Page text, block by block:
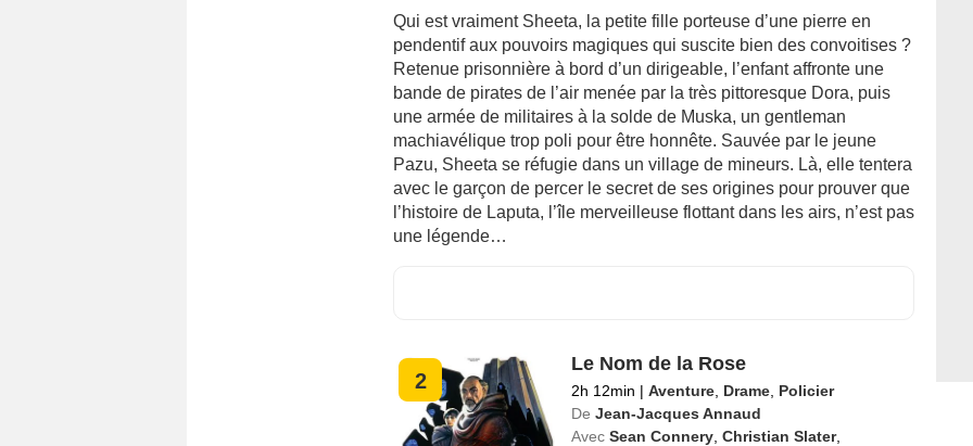
Qui est vraiment Sheeta, la petite fille porteuse d’une pierre en
pendentif aux pouvoirs magiques qui suscite bien des convoitises ?
Retenue prisonnière à bord d’un dirigeable, l’enfant affronte une
bande de pirates de l’air menée par la très pittoresque Dora, puis
une armée de militaires à la solde de Muska, un gentleman
machiavélique trop poli pour être honnête. Sauvée par le jeune
Pazu, Sheeta se réfugie dans un village de mineurs. Là, elle tentera
avec le garçon de percer le secret de ses origines pour prouver que
l’histoire de Laputa, l’île merveilleuse flottant dans les airs, n’est pas
une légende…
2
Le Nom de la Rose
2h 12min | Aventure, Drame, Policier
De Jean-Jacques Annaud
Avec Sean Connery, Christian Slater,